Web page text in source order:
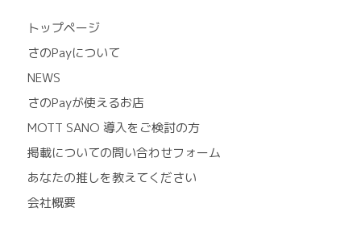
トップページ
さのPayについて
NEWS
さのPayが使えるお店
MOTT SANO 導入をご検討の方
掲載についての問い合わせフォーム
あなたの推しを教えてください
会社概要